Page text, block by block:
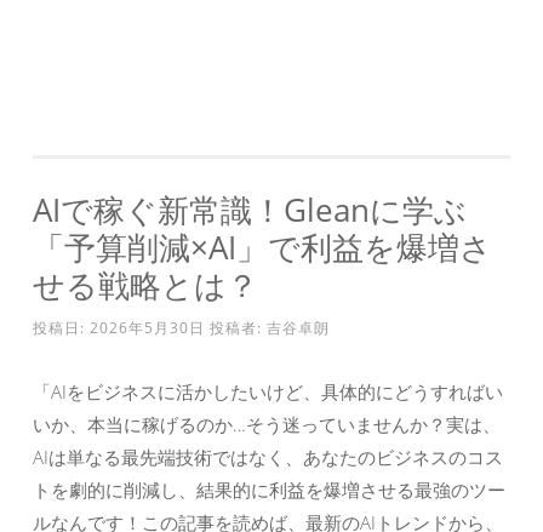
AIで稼ぐ新常識！Gleanに学ぶ
「予算削減×AI」で利益を爆増さ
せる戦略とは？
投稿日: 2026年5月30日 投稿者: 吉谷卓朗
「AIをビジネスに活かしたいけど、具体的にどうすればい
いか、本当に稼げるのか…そう迷っていませんか？実は、
AIは単なる最先端技術ではなく、あなたのビジネスのコス
トを劇的に削減し、結果的に利益を爆増させる最強のツー
ルなんです！この記事を読めば、最新のAIトレンドから、